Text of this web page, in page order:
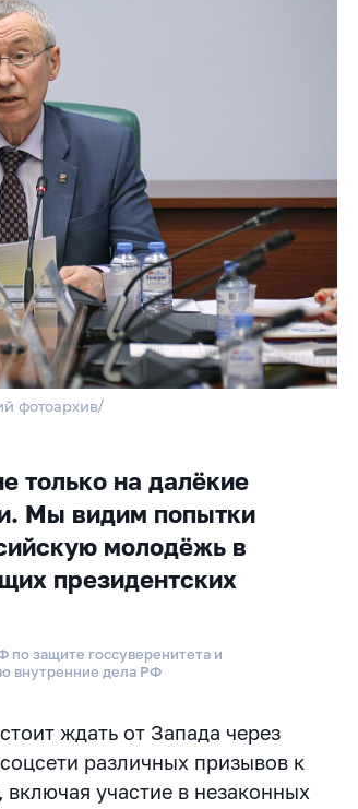
фотоархив/
только на далёкие
Мы видим попытки
молодёжь в
президентских
защите госсуверенитета и
внутренние дела РФ
ждать от Запада через
различных призывов к
участие в незаконных